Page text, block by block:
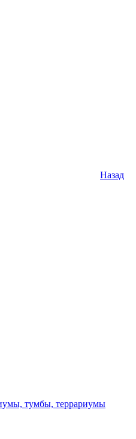
Назад
тумбы, террариумы